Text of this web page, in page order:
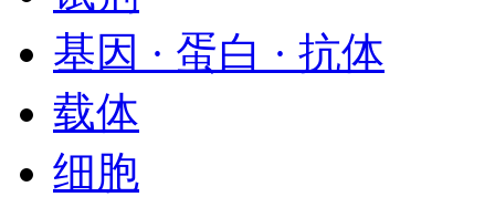
基因 · 蛋白 · 抗体
载体
细胞